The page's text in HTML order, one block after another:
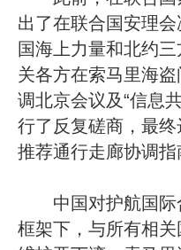
出了在联合国安理
国海上力量和北约
关各方在索马里海
调北京会议及“信息
行了反复磋商，最
推荐通行走廊协调
中国对护航国际
框架下，与所有相